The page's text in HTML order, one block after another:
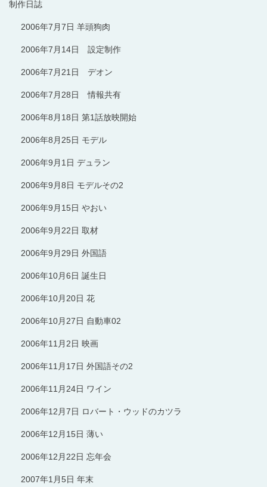
制作日誌
2006年7月7日 羊頭狗肉
2006年7月14日 設定制作
2006年7月21日 デオン
2006年7月28日 情報共有
2006年8月18日 第1話放映開始
2006年8月25日 モデル
2006年9月1日 デュラン
2006年9月8日 モデルその2
2006年9月15日 やおい
2006年9月22日 取材
2006年9月29日 外国語
2006年10月6日 誕生日
2006年10月20日 花
2006年10月27日 自動車02
2006年11月2日 映画
2006年11月17日 外国語その2
2006年11月24日 ワイン
2006年12月7日 ロバート・ウッドのカツラ
2006年12月15日 薄い
2006年12月22日 忘年会
2007年1月5日 年末